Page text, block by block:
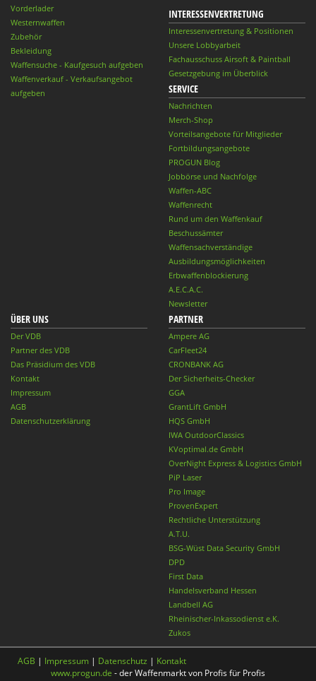
Vorderlader
Westernwaffen
Zubehör
Bekleidung
Waffensuche - Kaufgesuch aufgeben
Waffenverkauf - Verkaufsangebot
aufgeben
INTERESSENVERTRETUNG
Interessenvertretung & Positionen
Unsere Lobbyarbeit
Fachausschuss Airsoft & Paintball
Gesetzgebung im Überblick
SERVICE
Nachrichten
Merch-Shop
Vorteilsangebote für Mitglieder
Fortbildungsangebote
PROGUN Blog
Jobbörse und Nachfolge
Waffen-ABC
Waffenrecht
Rund um den Waffenkauf
Beschussämter
Waffensachverständige
Ausbildungsmöglichkeiten
Erbwaffenblockierung
A.E.C.A.C.
Newsletter
ÜBER UNS
Der VDB
Partner des VDB
Das Präsidium des VDB
Kontakt
Impressum
AGB
Datenschutzerklärung
PARTNER
Ampere AG
CarFleet24
CRONBANK AG
Der Sicherheits-Checker
GGA
GrantLift GmbH
HQS GmbH
IWA OutdoorClassics
KVoptimal.de GmbH
OverNight Express & Logistics GmbH
PiP Laser
Pro Image
ProvenExpert
Rechtliche Unterstützung
A.T.U.
BSG-Wüst Data Security GmbH
DPD
First Data
Handelsverband Hessen
Landbell AG
Rheinischer-Inkassodienst e.K.
Zukos
AGB | Impressum | Datenschutz | Kontakt
www.progun.de - der Waffenmarkt von Profis für Profis